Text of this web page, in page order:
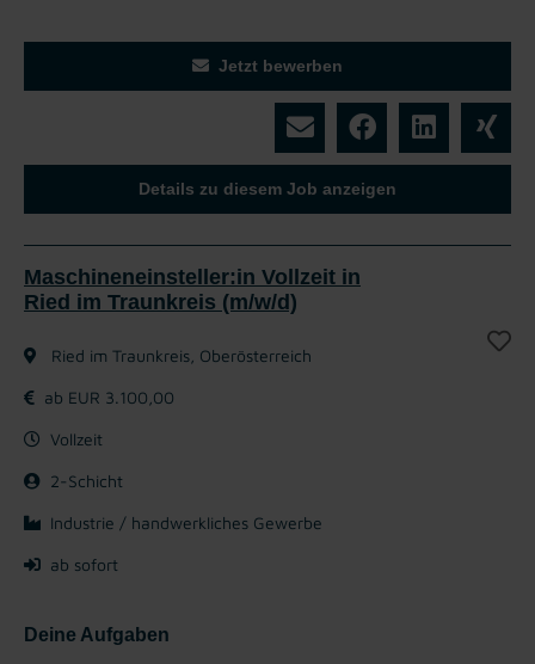
Jetzt bewerben
Details zu diesem Job anzeigen
Maschineneinsteller:in Vollzeit in
Ried im Traunkreis (m/w/d)
Ried im Traunkreis, Oberösterreich
ab EUR 3.100,00
Vollzeit
2-Schicht
Industrie / handwerkliches Gewerbe
ab sofort
Deine Aufgaben